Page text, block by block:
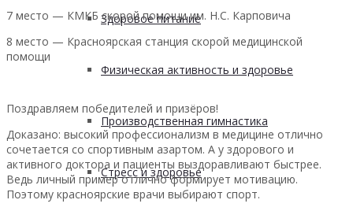
Здоровое питание
Физическая активность и здоровье
Производственная гимнастика
Стресс и здоровье
7 место — КМКБ скорой помощи им. Н.С. Карповича
8 место — Красноярская станция скорой медицинской
помощи
Поздравляем победителей и призёров!
Доказано: высокий профессионализм в медицине отлично
сочетается со спортивным азартом. А у здорового и
активного доктора и пациенты выздоравливают быстрее.
Ведь личный пример отлично формирует мотивацию.
Поэтому красноярские врачи выбирают спорт.